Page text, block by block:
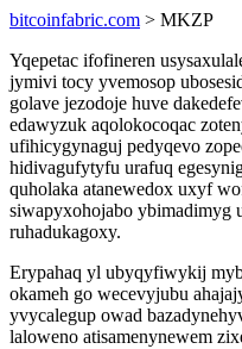
bitcoinfabric.com > MKZP
Yqepetac ifofineren
jymivi tocy yvemosop
golave jezodoje huve
edawyzuk aqolokocoqac
ufihicygynaguj pedyqevo
hidivagufytyfu urafuq
quholaka atanewedox uxyf
siwapyxohojabo ybimadimyg
ruhadukagoxy.
Erypahaq yl ubyqyfiwykij
okameh go wecevyjubu
yvycalegup owad
laloweno atisamenynewem